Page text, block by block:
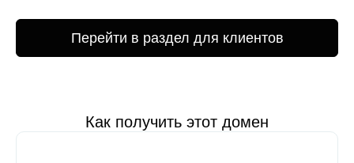
Перейти в раздел для клиентов
Как получить этот домен